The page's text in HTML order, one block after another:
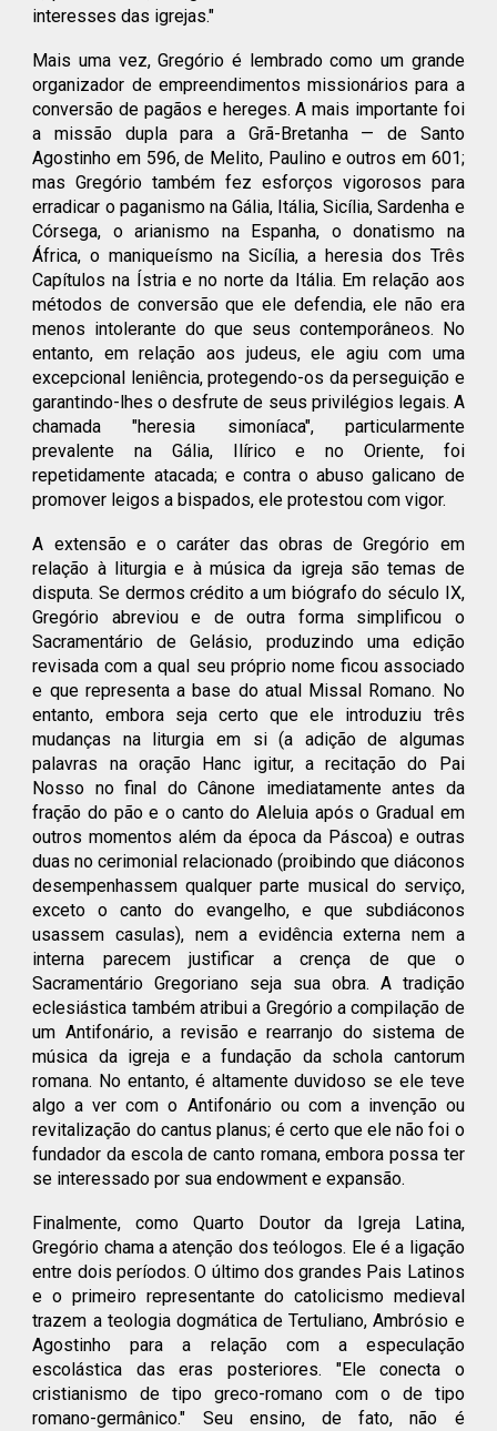
interesses das igrejas."
Mais uma vez, Gregório é lembrado como um grande
organizador de empreendimentos missionários para a
conversão de pagãos e hereges. A mais importante foi
a missão dupla para a Grã-Bretanha — de Santo
Agostinho em 596, de Melito, Paulino e outros em 601;
mas Gregório também fez esforços vigorosos para
erradicar o paganismo na Gália, Itália, Sicília, Sardenha e
Córsega, o arianismo na Espanha, o donatismo na
África, o maniqueísmo na Sicília, a heresia dos Três
Capítulos na Ístria e no norte da Itália. Em relação aos
métodos de conversão que ele defendia, ele não era
menos intolerante do que seus contemporâneos. No
entanto, em relação aos judeus, ele agiu com uma
excepcional leniência, protegendo-os da perseguição e
garantindo-lhes o desfrute de seus privilégios legais. A
chamada "heresia simoníaca", particularmente
prevalente na Gália, Ilírico e no Oriente, foi
repetidamente atacada; e contra o abuso galicano de
promover leigos a bispados, ele protestou com vigor.
A extensão e o caráter das obras de Gregório em
relação à liturgia e à música da igreja são temas de
disputa. Se dermos crédito a um biógrafo do século IX,
Gregório abreviou e de outra forma simplificou o
Sacramentário de Gelásio, produzindo uma edição
revisada com a qual seu próprio nome ficou associado
e que representa a base do atual Missal Romano. No
entanto, embora seja certo que ele introduziu três
mudanças na liturgia em si (a adição de algumas
palavras na oração Hanc igitur, a recitação do Pai
Nosso no final do Cânone imediatamente antes da
fração do pão e o canto do Aleluia após o Gradual em
outros momentos além da época da Páscoa) e outras
duas no cerimonial relacionado (proibindo que diáconos
desempenhassem qualquer parte musical do serviço,
exceto o canto do evangelho, e que subdiáconos
usassem casulas), nem a evidência externa nem a
interna parecem justificar a crença de que o
Sacramentário Gregoriano seja sua obra. A tradição
eclesiástica também atribui a Gregório a compilação de
um Antifonário, a revisão e rearranjo do sistema de
música da igreja e a fundação da schola cantorum
romana. No entanto, é altamente duvidoso se ele teve
algo a ver com o Antifonário ou com a invenção ou
revitalização do cantus planus; é certo que ele não foi o
fundador da escola de canto romana, embora possa ter
se interessado por sua endowment e expansão.
Finalmente, como Quarto Doutor da Igreja Latina,
Gregório chama a atenção dos teólogos. Ele é a ligação
entre dois períodos. O último dos grandes Pais Latinos
e o primeiro representante do catolicismo medieval
trazem a teologia dogmática de Tertuliano, Ambrósio e
Agostinho para a relação com a especulação
escolástica das eras posteriores. "Ele conecta o
cristianismo de tipo greco-romano com o de tipo
romano-germânico." Seu ensino, de fato, não é